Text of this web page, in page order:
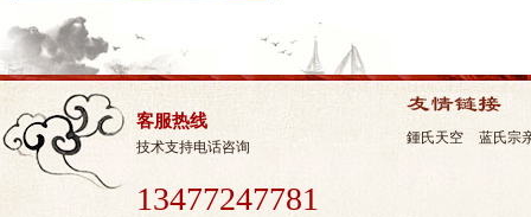
客服热线
技术支持电话咨询
13477247781
鍾氏天空 蓝氏宗